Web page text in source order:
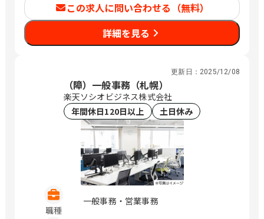
この求人に問い合わせる（無料）
詳細を見る
更新日： 2025/12/08
（障）一般事務（札幌）
楽天ソシオビジネス株式会社
年間休日120日以上
土日休み
職種
一般事務・営業事務